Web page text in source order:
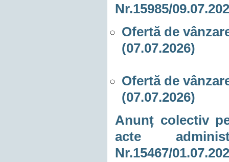
Nr.15985/
Ofertă de
(07.07.2026)
Ofertă de
(07.07.2026)
Anunț colectiv
acte
Nr.15467/